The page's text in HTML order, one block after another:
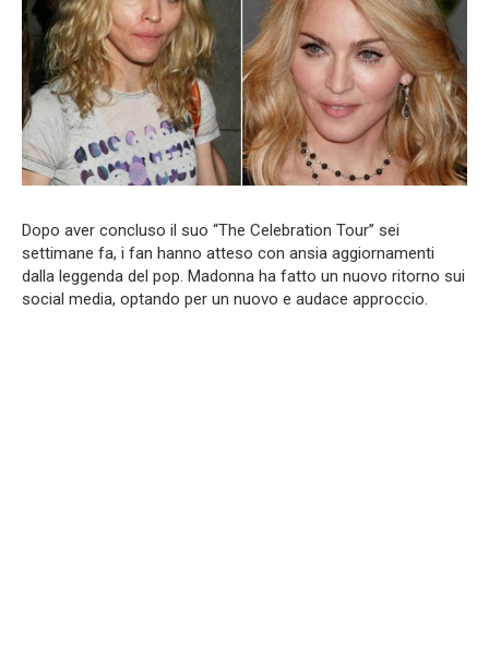
Dopo aver concluso il suo “The Celebration Tour” sei
settimane fa, i fan hanno atteso con ansia aggiornamenti
dalla leggenda del pop. Madonna ha fatto un nuovo ritorno sui
social media, optando per un nuovo e audace approccio.